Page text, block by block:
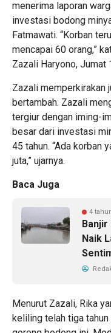
menerima laporan
investasi bodong
Fatmawati. “Korban
mencapai 60 orang,”
Zazali Haryono, Jumat
Zazali memperkirakan
bertambah. Zazali
tergiur dengan iming-
besar dari investasi
45 tahun. “Ada korban
juta,” ujarnya.
Baca Juga
4
Banjir
Naik
Menurut Zazali, Rika
keliling telah tiga